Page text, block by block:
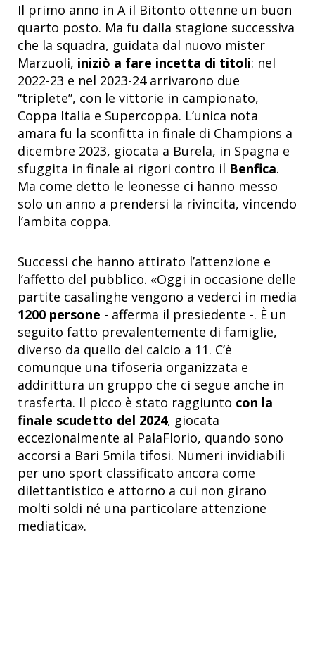
Il primo anno in A il Bitonto ottenne un buon
quarto posto. Ma fu dalla stagione successiva
che la squadra, guidata dal nuovo mister
Marzuoli, iniziò a fare incetta di titoli: nel
2022-23 e nel 2023-24 arrivarono due
“triplete”, con le vittorie in campionato,
Coppa Italia e Supercoppa. L’unica nota
amara fu la sconfitta in finale di Champions a
dicembre 2023, giocata a Burela, in Spagna e
sfuggita in finale ai rigori contro il Benfica.
Ma come detto le leonesse ci hanno messo
solo un anno a prendersi la rivincita, vincendo
l’ambita coppa.
Successi che hanno attirato l’attenzione e
l’affetto del pubblico. «Oggi in occasione delle
partite casalinghe vengono a vederci in media
1200 persone - afferma il presiedente -. È un
seguito fatto prevalentemente di famiglie,
diverso da quello del calcio a 11. C’è
comunque una tifoseria organizzata e
addirittura un gruppo che ci segue anche in
trasferta. Il picco è stato raggiunto con la
finale scudetto del 2024, giocata
eccezionalmente al PalaFlorio, quando sono
accorsi a Bari 5mila tifosi. Numeri invidiabili
per uno sport classificato ancora come
dilettantistico e attorno a cui non girano
molti soldi né una particolare attenzione
mediatica».